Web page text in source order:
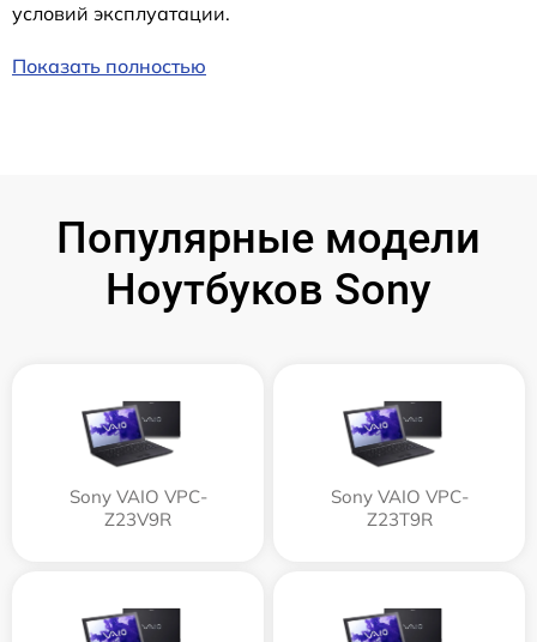
условий эксплуатации.
Показать полностью
Популярные модели
Ноутбуков Sony
Sony VAIO VPC-
Z23V9R
Sony VAIO VPC-
Z23T9R